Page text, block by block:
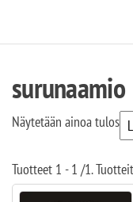
surunaamio
Näytetään ainoa tulos
Tuotteet 1 - 1 /1.